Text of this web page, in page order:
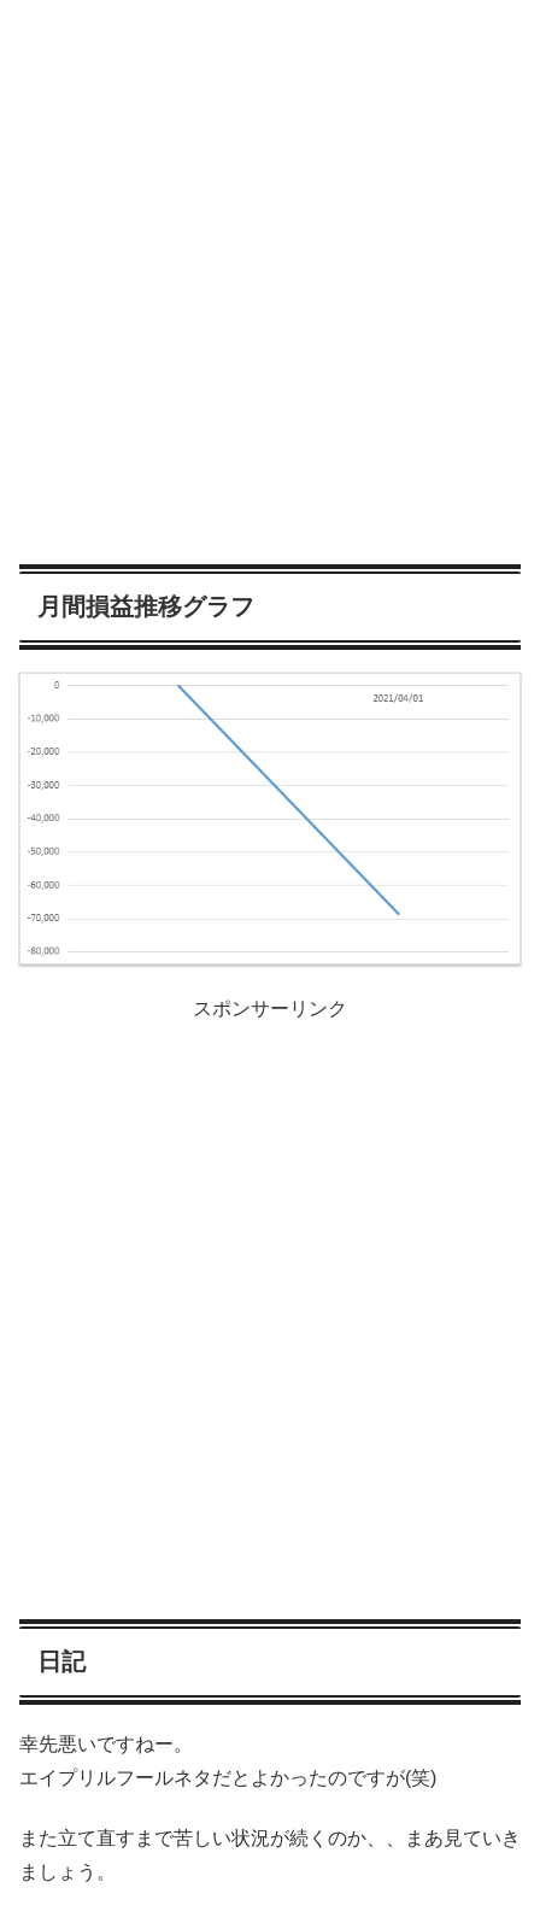
月間損益推移グラフ
スポンサーリンク
日記
幸先悪いですねー。
エイプリルフールネタだとよかったのですが(笑)
また立て直すまで苦しい状況が続くのか、、まあ見ていき
ましょう。